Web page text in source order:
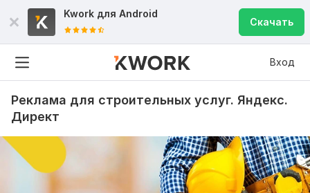
Kwork для Android
Скачать
Вход
Реклама для строительных услуг. Яндекс.
Директ